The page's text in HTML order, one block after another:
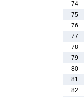
74
75
76
77
78
79
80
81
82